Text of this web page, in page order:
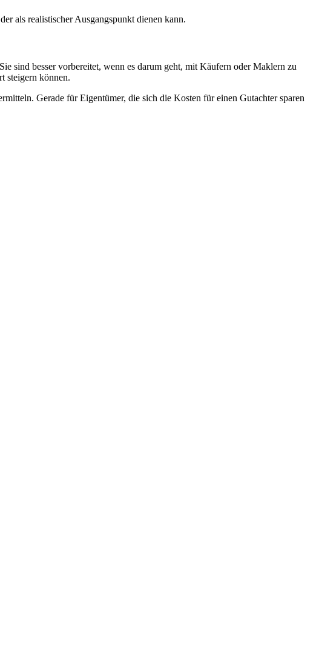
als realistischer Ausgangspunkt dienen kann.
sind besser vorbereitet, wenn es darum geht, mit Käufern oder Maklern zu
steigern können.
Gerade für Eigentümer, die sich die Kosten für einen Gutachter sparen